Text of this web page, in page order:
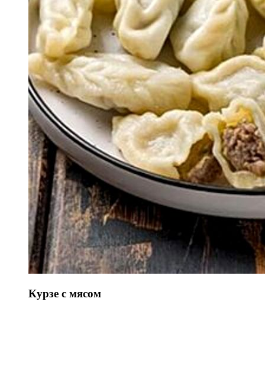
Курзе с мясом